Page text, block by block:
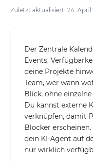
Zuletzt aktualisiert: 24. April
Der Zentrale
Events,
deine Projekte
Team, wer wann
Blick, ohne
Du kannst externe
verknüpfen, damit
Blocker
dein KI-Agent auf
nur wirklich